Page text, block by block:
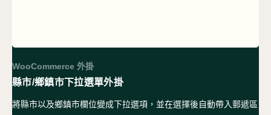
WooCommerce 外掛
縣市/鄉鎮市下拉選單外掛
將縣市以及鄉鎮市欄位變成下拉選項，並在選擇後自動帶入郵遞區